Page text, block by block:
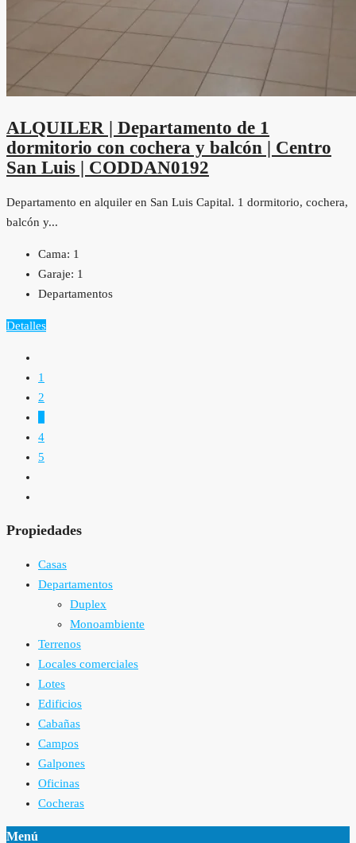
ALQUILER | Departamento de 1
dormitorio con cochera y balcón | Centro
San Luis | CODDAN0192
Departamento en alquiler en San Luis Capital. 1 dormitorio, cochera,
balcón y...
Cama: 1
Garaje: 1
Departamentos
Detalles
1
2
4
5
Propiedades
Casas
Departamentos
Duplex
Monoambiente
Terrenos
Locales comerciales
Lotes
Edificios
Cabañas
Campos
Galpones
Oficinas
Cocheras
Menú